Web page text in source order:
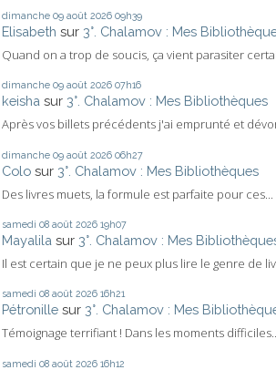
dimanche 09 août 2026 09h39
Elisabeth sur 3°. Chalamov : Mes
Quand on a trop de soucis, ça vient parasiter
dimanche 09 août 2026 07h16
keisha sur 3°. Chalamov : Mes Bibliothèques
Après vos billets précédents j'ai emprunté et
dimanche 09 août 2026 06h27
Colo sur 3°. Chalamov : Mes Bibliothèques
Des livres muets, la formule est parfaite pour ces...
samedi 08 août 2026 19h07
Mayalila sur 3°. Chalamov : Mes
Il est certain que je ne peux plus lire le genre de
samedi 08 août 2026 16h21
Pétronille sur 3°. Chalamov : Mes
Témoignage terrifiant ! Dans les moments
samedi 08 août 2026 16h12